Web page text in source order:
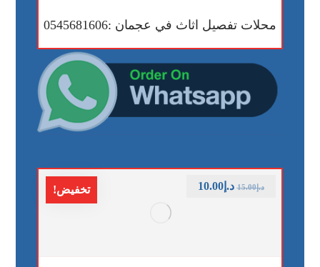
محلات تفصيل اثاث في عجمان :0545681606
تخفيض! د.إ15.00 د.إ10.00